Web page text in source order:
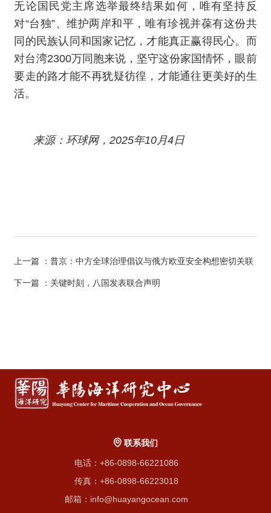
无论国民党主席选举最终结果如何，唯有坚持反
对“台独”、维护两岸和平，唯有珍视并葆有这份共
同的民族认同和国家记忆，才能真正赢得民心。而
对台湾2300万同胞来说，坚守这份家国情怀，眼前
要走的路才能不再犹疑彷徨，才能通往更美好的生
活。
来源：环球网，2025年10月4日
上一篇 ：普京：中方全球治理倡议与俄方欧亚安全构想密切关联
下一篇 ：关键时刻，八国发表联合声明
联系我们
电话：+86-0898-66221086
传真：+86-0898-66223018
邮箱：info@huayangocean.com